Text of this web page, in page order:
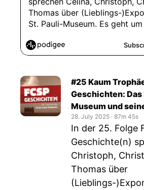
#25 Kaum
Geschichten: Das
Museum und
28. July 2025 ‧ 87m 45s
In der 25. Folge
Geschichte(n)
Christoph,
Thomas über
(Lieblings-